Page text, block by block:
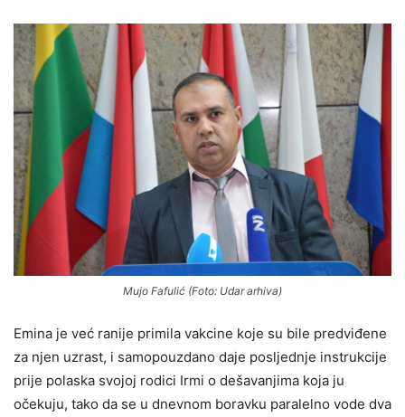
Mujo Fafulić (Foto: Udar arhiva)
Emina je već ranije primila vakcine koje su bile predviđene
za njen uzrast, i samopouzdano daje posljednje instrukcije
prije polaska svojoj rodici Irmi o dešavanjima koja ju
očekuju, tako da se u dnevnom boravku paralelno vode dva